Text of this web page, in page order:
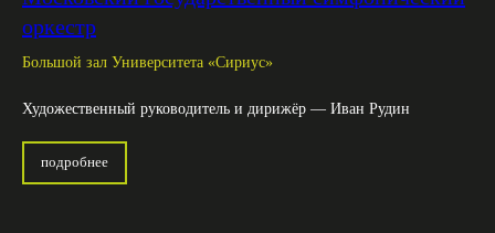
оркестр
Большой зал Университета «Сириус»
Художественный руководитель и дирижёр — Иван Рудин
подробнее